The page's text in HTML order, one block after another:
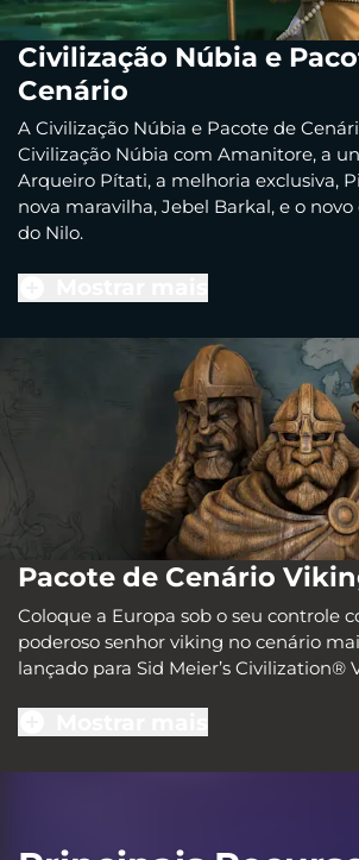
Civilização Núbia e
Cenário
A Civilização Núbia e Pacote de
Civilização Núbia com Amanitore, a
Arqueiro Pítati, a melhoria exclusiva,
nova maravilha, Jebel Barkal, e o
do Nilo.
Pacote de Cenário
Coloque a Europa sob o seu controle
poderoso senhor viking no cenário
lançado para Sid Meier’s Civilization®